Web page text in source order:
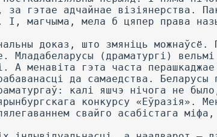
за гэтае адчайнае візіянерства.
I, магчыма, мела б цяпер права
доказ, што змяніць
Младабеларусы (драматургі)
А менавіта гэта часта перашкаджае
да самаедства. Беларусы
калі яшчэ нічога не
конкурсу «Еўразія».
свайго асабістага